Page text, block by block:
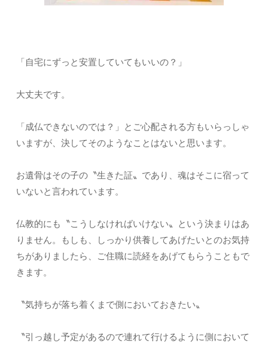
「自宅にずっと安置していてもいいの？」
大丈夫です。
「成仏できないのでは？」とご心配される方もいらっしゃ
いますが、決してそのようなことはないと思います。
お遺骨はその子の〝生きた証〟であり、魂はそこに宿って
いないと言われています。
仏教的にも〝こうしなければいけない〟という決まりはあ
りません。もしも、しっかり供養してあげたいとのお気持
ちがありましたら、ご住職に読経をあげてもらうこともで
きます。
〝気持ちが落ち着くまで側においておきたい〟
〝引っ越し予定があるので連れて行けるように側において